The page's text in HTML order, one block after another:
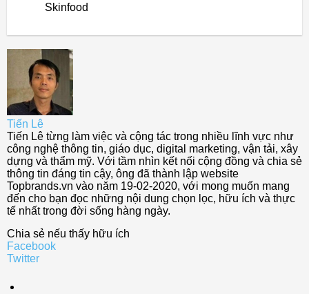
Skinfood
Tiến Lê
Tiến Lê từng làm việc và cộng tác trong nhiều lĩnh vực như
công nghệ thông tin, giáo dục, digital marketing, vận tải, xây
dựng và thẩm mỹ. Với tầm nhìn kết nối cộng đồng và chia sẻ
thông tin đáng tin cậy, ông đã thành lập website
Topbrands.vn vào năm 19-02-2020, với mong muốn mang
đến cho bạn đọc những nội dung chọn lọc, hữu ích và thực
tế nhất trong đời sống hàng ngày.
Chia sẻ nếu thấy hữu ích
Facebook
Twitter